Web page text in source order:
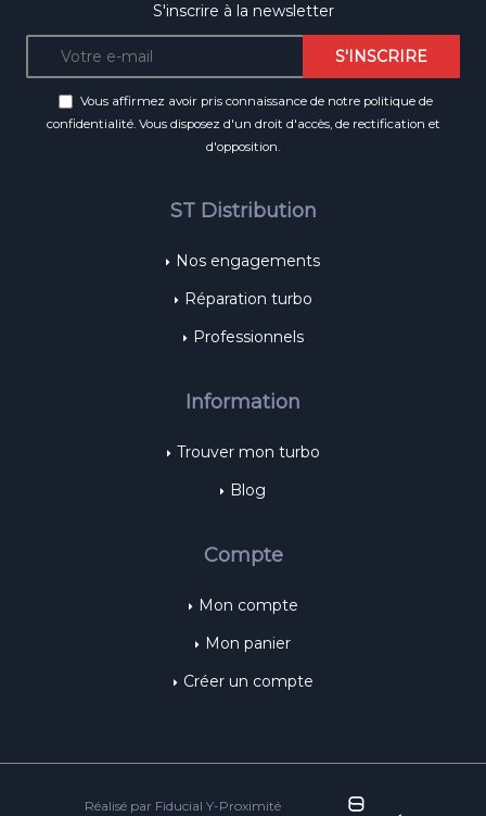
S'inscrire à la newsletter
Vous affirmez avoir pris connaissance de notre politique de
confidentialité. Vous disposez d'un droit d'accès, de rectification et
d'opposition.
ST Distribution
Nos engagements
Réparation turbo
Professionnels
Information
Trouver mon turbo
Blog
Compte
Mon compte
Mon panier
Créer un compte
Réalisé par Fiducial Y-Proximité